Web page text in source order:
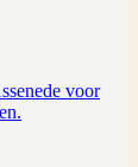
voor